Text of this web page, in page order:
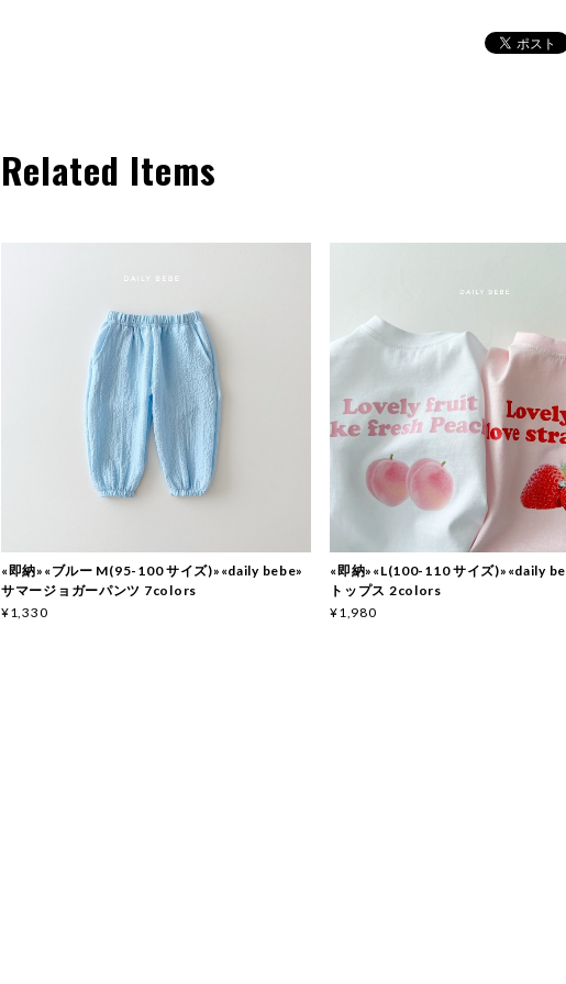
Related Items
«即納»«ブルー M(95-100 サイズ)»«daily bebe»
サマージョガーパンツ 7colors
¥1,330
«即納»«L(100-110 サイズ)»«daily
トップス 2colors
¥1,980